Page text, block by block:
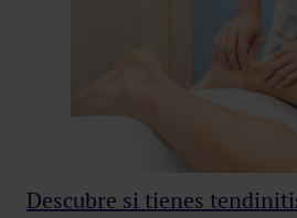
Descubre si tienes